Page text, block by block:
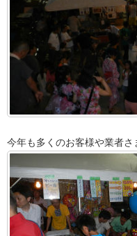
今年も多くのお客様や業者